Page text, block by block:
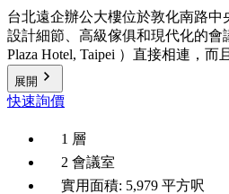
台北遠企辦公大樓位於敦化南路
設計細節、高級傢俱和現代化的會
Plaza Hotel, Taipei ）直接相連，
展開
快速詢價
1 層
2 會議室
實用面積: 5,979 平方呎